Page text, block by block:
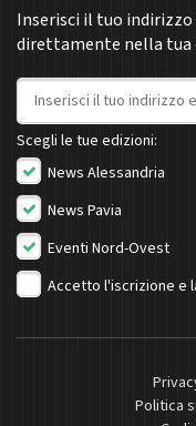
Inserisci il tuo
direttamente nella tua
Indirizzo email
Scegli le tue edizioni:
News Alessandria
News Pavia
Eventi Nord-Ovest
Accetto l'iscrizione e
Politica